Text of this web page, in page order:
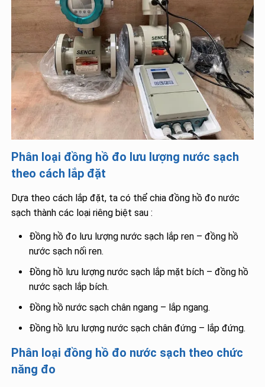
Phân loại đồng hồ đo lưu lượng nước sạch
theo cách lắp đặt
Dựa theo cách lắp đặt, ta có thể chia đồng hồ đo nước
sạch thành các loại riêng biệt sau :
Đồng hồ đo lưu lượng nước sạch lắp ren – đồng hồ
nước sạch nối ren.
Đồng hồ lưu lượng nước sạch lắp mặt bích – đồng hồ
nước sạch lắp bích.
Đồng hồ nước sạch chân ngang – lắp ngang.
Đồng hồ lưu lượng nước sạch chân đứng – lắp đứng.
Phân loại đồng hồ đo nước sạch theo chức
năng đo